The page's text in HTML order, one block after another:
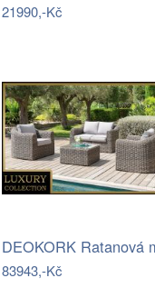
21990,-Kč
83943,-Kč